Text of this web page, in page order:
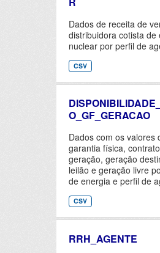
Dados de receita de
distribuidora cotista de
nuclear por perfil de
CSV
O_GF_GERACAO
Dados com os valores
garantia física,
geração, geração
leilão e geração livre
de energia e perfil de
CSV
RRH_AGENTE